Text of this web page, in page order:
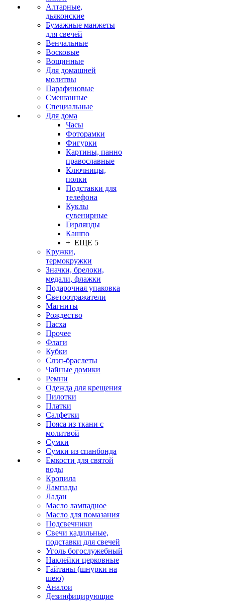
Алтарные,
дьяконские
Бумажные манжеты
для свечей
Венчальные
Восковые
Вощинные
Для домашней
молитвы
Парафиновые
Смешанные
Специальные
Для дома
Часы
Фоторамки
Фигурки
Картины, панно
православные
Ключницы,
полки
Подставки для
телефона
Куклы
сувенирные
Гирлянды
Кашпо
+ ЕЩЕ 5
Кружки,
термокружки
Значки, брелоки,
медали, флажки
Подарочная упаковка
Светоотражатели
Магниты
Рождество
Пасха
Прочее
Флаги
Кубки
Слэп-браслеты
Чайные домики
Ремни
Одежда для крещения
Пилотки
Платки
Салфетки
Пояса из ткани с
молитвой
Сумки
Сумки из спанбонда
Емкости для святой
воды
Кропила
Лампады
Ладан
Масло лампадное
Масло для помазания
Подсвечники
Свечи кадильные,
подставки для свечей
Уголь богослужебный
Наклейки церковные
Гайтаны (шнурки на
шею)
Аналои
Дезинфицирующие